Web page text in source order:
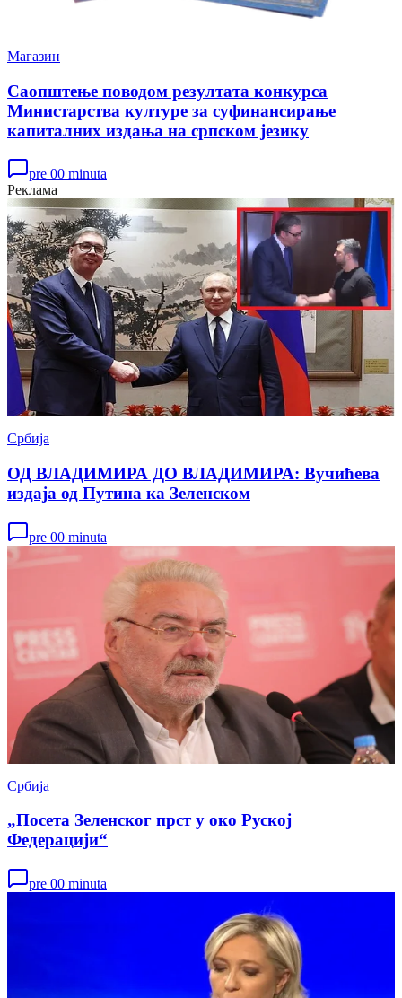
Магазин
Саопштење поводом резултата конкурса
Министарства културе за суфинансирање
капиталних издања на српском језику
pre 00 minuta
Реклама
Србија
ОД ВЛАДИМИРА ДО ВЛАДИМИРА: Вучићева
издаја од Путина ка Зеленском
pre 00 minuta
Србија
„Посета Зеленског прст у око Руској
Федерацији“
pre 00 minuta